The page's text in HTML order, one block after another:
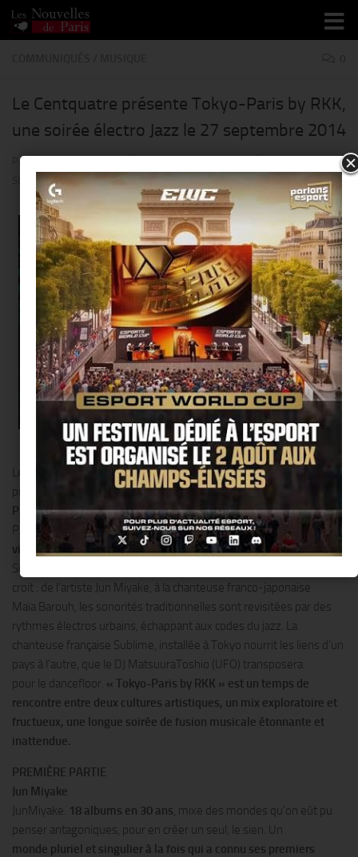
Skip to content
Le Centquatre présente Tokyo-Paris by RKK,
une soirée électro Jazz le 27 septembre 2014
PAR
SEPTEMBRE 2014
Le fameux défricheur de talents musicaux Rémy Kolpa Kopoul
propose
un focus des sons neufs sur la diagonale Tokyo-
Paris. Grâce à ses connexions artistiques, le CENTQUATRE-
PARIS met
à l’honneur la musique du Japon et invite des talents
vivant entre ici et là-bas.Entre notre douce France et le pays du
Soleil Levant, les ponts sont plus nombreux et riches que l’on ne le
croit : de l’artiste Jun Miyake, à la chanteuse franco-japonaise
Maïa Barouh, les sonorités traditionnelles sont revisitées par des
rythmes électros urbains, échappant aux codes du jazz. La
chanteuse française Sublime, installée à Tokyo nourrit les liens d’un
pays à l’autre, que le DJ MatsuuraToshio (UFO) transposera
pour le dancefloor. « Tokyo-Paris by RKK » est un temps de
rencontre entre deux cultures artistiques, un mix exploratoire et
fructueux, une longue soirée de fusion musicale étonnante et
inattendue.
PREMIÈRE PARTIE
Jun Miyake
JunMiyake. 18 albums en 30 ans, mixe des mondes qu’on eût pu
penser antagoniques, pour en créer un seul, le sien. Un
monde pluriel et singulier à la fois qui a connu ses premiers